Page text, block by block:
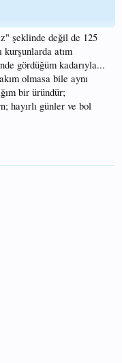
şeklinde değil de 125
kurşunlarda atım
gördüğüm kadarıyla...
olmasa bile aynı
bir üründür;
hayırlı günler ve bol